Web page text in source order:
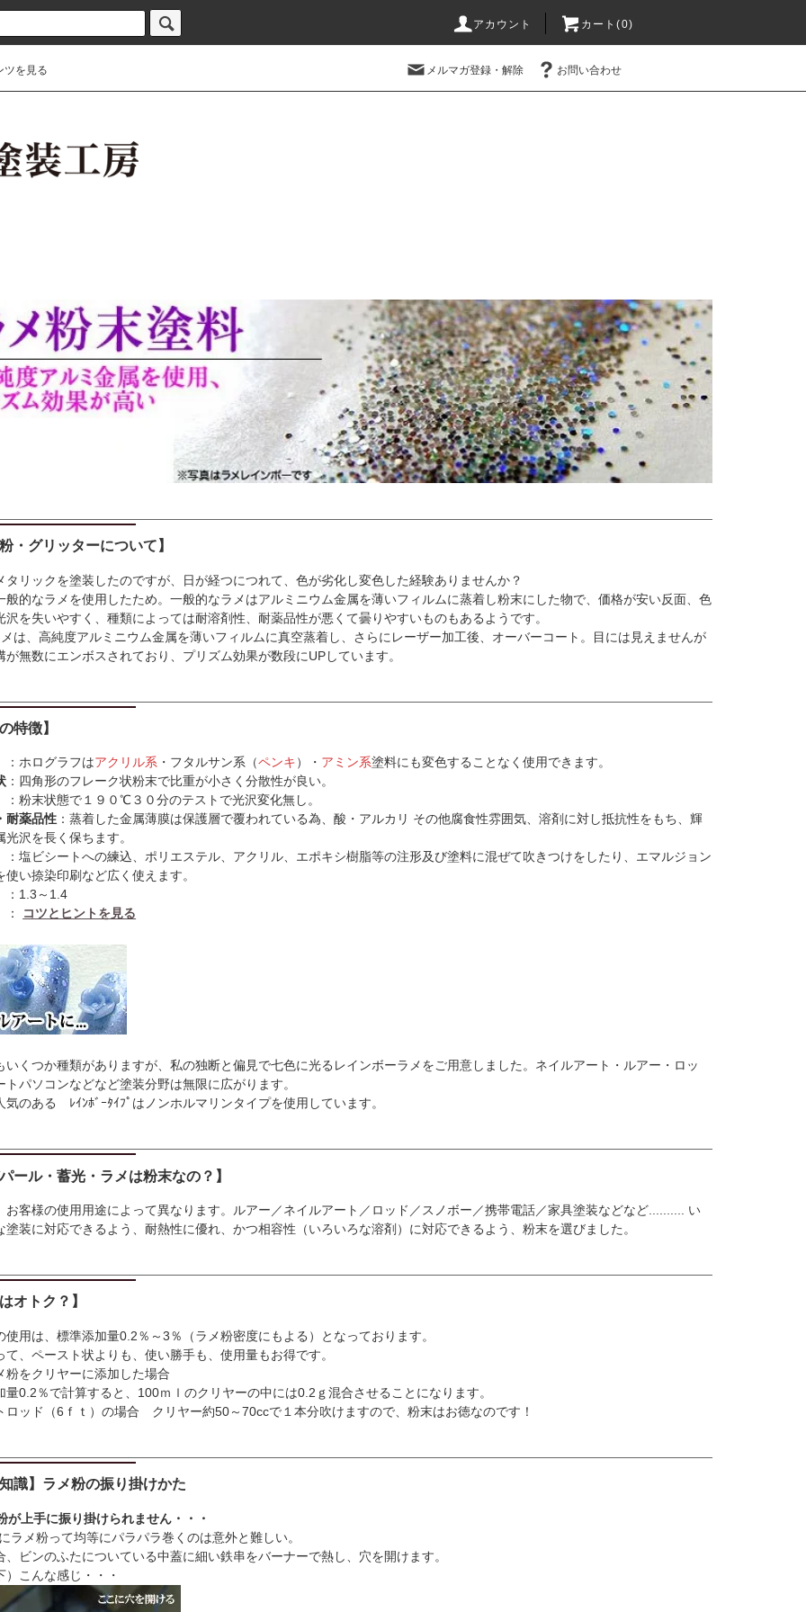
アカウント カート(0)
ツを見る メルマガ登録・解除 お問い合わせ
・グリッターについて】
タリックを塗装したのですが、日が経つにつれて、色が劣化し変色した経験ありませんか？
般的なラメを使用したため。一般的なラメはアルミニウム金属を薄いフィルムに蒸着し粉末にした物で、価格が安い反面、色
沢を失いやすく、種類によっては耐溶剤性、耐薬品性が悪くて曇りやすいものもあるようです。
は、高純度アルミニウム金属を薄いフィルムに真空蒸着し、さらにレーザー加工後、オーバーコート。目には見えませんが
が無数にエンボスされており、プリズム効果が数段にUPしています。
特徴】
：ホログラフはアクリル系 ・フタルサン系（ペンキ）・ アミン系塗料にも変色することなく使用できます。
：四角形のフレーク状粉末で比重が小さく分散性が良い。
粉末状態で１９０℃３０分のテストで光沢変化無し。
耐薬品性 ：蒸着した金属薄膜は保護層で覆われている為、酸・アルカリ その他腐食性雰囲気、溶剤に対し抵抗性をもち、輝
光沢を長く保ちます。
塩ビシートへの練込、ポリエステル、アクリル、エポキシ樹脂等の注形及び塗料に混ぜて吹きつけをしたり、エマルジョン
使い捺染印刷など広く使えます。
：1.3～1.4
： コツとヒントを見る
いくつか種類がありますが、私の独断と偏見で七色に光るレインボーラメをご用意しました。ネイルアート・ルアー・ロッ
トパソコンなどなど塗装分野は無限に広がります。
のある ﾚｲﾝﾎﾞｰﾀｲﾌﾟはノンホルマリンタイプを使用しています。
ール・蓄光・ラメは粉末なの？】
お客様の使用用途によって異なります。ルアー／ネイルアート／ロッド／スノボー／携帯電話／家具塗装などなど.......... い
塗装に対応できるよう、耐熱性に優れ、かつ相容性（いろいろな溶剤）に対応できるよう、粉末を選びました。
オトク？】
使用は、標準添加量0.2％～3％（ラメ粉密度にもよる）となっております。
て、ペースト状よりも、使い勝手も、使用量もお得です。
粉をクリヤーに添加した場合
量0.2％で計算すると、100ｍｌのクリヤーの中には0.2ｇ混合させることになります。
ロッド（6ｆｔ）の場合 クリヤー約50～70ccで１本分吹けますので、粉末はお徳なのです！
識】ラメ粉の振り掛けかた
が上手に振り掛けられません・・・
ラメ粉って均等にパラパラ巻くのは意外と難しい。
、ビンのふたについている中蓋に細い鉄串をバーナーで熱し、穴を開けます。
）こんな感じ・・・